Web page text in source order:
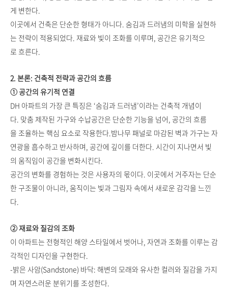
게 변한다.
이곳에서 건축은 단순한 형태가 아니다. 숨김과 드러냄의 미학을 실현하
는 전략이 적용되었다. 재료와 빛이 조화를 이루며, 공간은 유기적으
로 흐른다.
2. 본론: 건축적 전략과 공간의 흐름
① 공간의 유기적 연결
DH 아파트의 가장 큰 특징은 ‘숨김과 드러냄’이라는 건축적 개념이
다. 맞춤 제작된 가구와 수납공간은 단순한 기능을 넘어, 공간의 흐름
을 조율하는 핵심 요소로 작용한다.밤나무 패널로 마감된 벽과 가구는 자
연광을 흡수하고 반사하며, 공간에 깊이를 더한다. 시간이 지나면서 빛
의 움직임이 공간을 변화시킨다.
공간의 변화를 경험하는 것은 사용자의 몫이다. 이곳에서 거주자는 단순
한 구조물이 아니라, 움직이는 빛과 그림자 속에서 새로운 감각을 느낀
다.
② 재료와 질감의 조화
이 아파트는 전형적인 해양 스타일에서 벗어나, 자연과 조화를 이루는 감
각적인 디자인을 구현한다.
-밝은 사암(Sandstone) 바닥: 해변의 모래와 유사한 컬러와 질감을 가지
며 자연스러운 분위기를 조성한다.